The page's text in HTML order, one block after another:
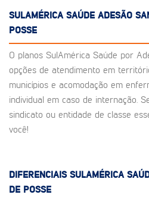
SULAMÉRICA SAÚDE ADESÃO
POSSE
O planos SulAmérica Saúde por
opções de atendimento em
municípios e acomodação em
individual em caso de internação.
sindicato ou entidade de classe
você!
DIFERENCIAIS SULAMÉRICA
DE POSSE